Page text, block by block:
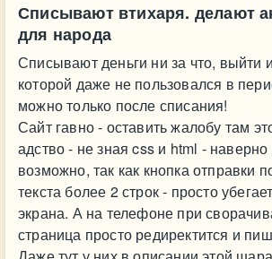
Списывают втихаря. делают
для народа
Списывают деньги ни за что, выйти
которой даже не пользовался в
можно только после списания!
Сайт гавно - оставить жалобу там
адство - не зная css и html -
возможно, так как кнопка отправки
текста более 2 строк - просто
экрана. А на телефоне при
страница просто редиректится и